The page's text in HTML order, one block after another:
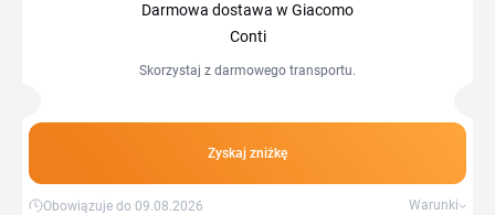
Darmowa dostawa w Giacomo
Conti
Skorzystaj z darmowego transportu.
Zyskaj zniżkę
Obowiązuje do 09.08.2026 Warunki